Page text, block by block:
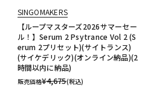
SINGOMAKERS
【ループマスターズ2026サマーセー
ル！】Serum 2 Psytrance Vol 2 (S
erum 2プリセット)(サイトランス)
(サイケデリック)(オンライン納品)(2
時間以内に納品)
販売価格¥4,675(税込)